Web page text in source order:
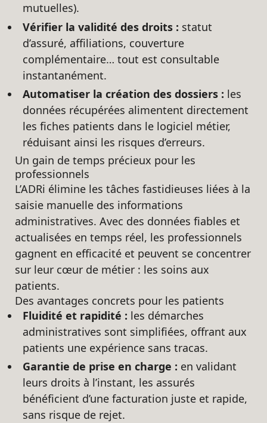
mutuelles).
Vérifier la validité des droits : statut
d’assuré, affiliations, couverture
complémentaire… tout est consultable
instantanément.
Automatiser la création des dossiers : les
données récupérées alimentent directement
les fiches patients dans le logiciel métier,
réduisant ainsi les risques d’erreurs.
Un gain de temps précieux pour les
professionnels
L’ADRi élimine les tâches fastidieuses liées à la
saisie manuelle des informations
administratives. Avec des données fiables et
actualisées en temps réel, les professionnels
gagnent en efficacité et peuvent se concentrer
sur leur cœur de métier : les soins aux
patients.
Des avantages concrets pour les patients
Fluidité et rapidité : les démarches
administratives sont simplifiées, offrant aux
patients une expérience sans tracas.
Garantie de prise en charge : en validant
leurs droits à l’instant, les assurés
bénéficient d’une facturation juste et rapide,
sans risque de rejet.